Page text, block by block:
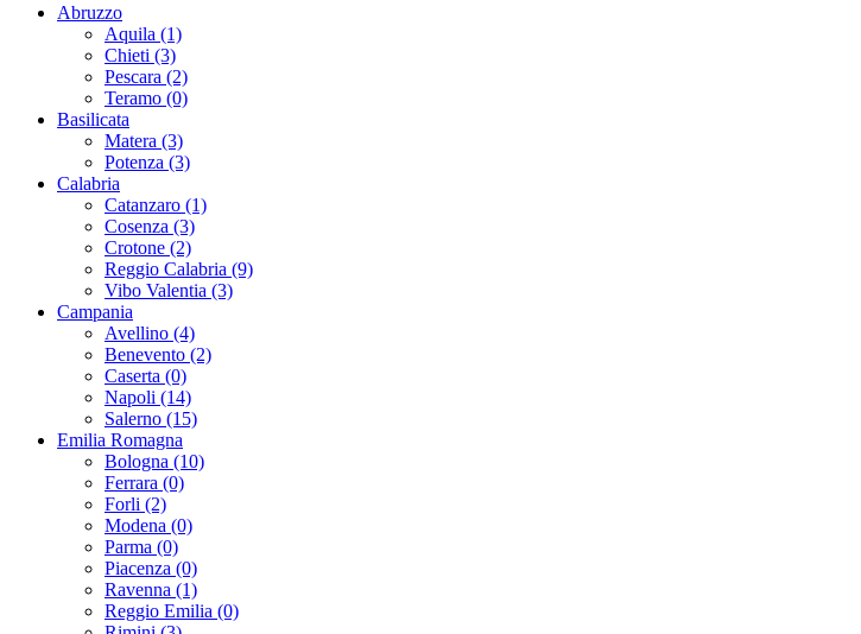
Abruzzo
Aquila (1)
Chieti (3)
Pescara (2)
Teramo (0)
Basilicata
Matera (3)
Potenza (3)
Calabria
Catanzaro (1)
Cosenza (3)
Crotone (2)
Reggio Calabria (9)
Vibo Valentia (3)
Campania
Avellino (4)
Benevento (2)
Caserta (0)
Napoli (14)
Salerno (15)
Emilia Romagna
Bologna (10)
Ferrara (0)
Forli (2)
Modena (0)
Parma (0)
Piacenza (0)
Ravenna (1)
Reggio Emilia (0)